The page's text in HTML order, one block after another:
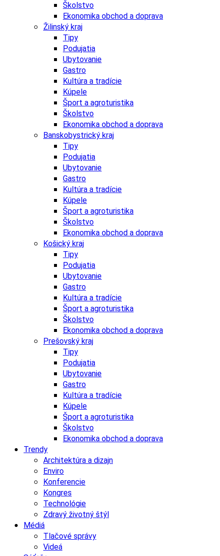
Školstvo
Ekonomika obchod a doprava
Žilinský kraj
Tipy
Podujatia
Ubytovanie
Gastro
Kultúra a tradície
Kúpele
Šport a agroturistika
Školstvo
Ekonomika obchod a doprava
Banskobystrický kraj
Tipy
Podujatia
Ubytovanie
Gastro
Kultúra a tradície
Kúpele
Šport a agroturistika
Školstvo
Ekonomika obchod a doprava
Košický kraj
Tipy
Podujatia
Ubytovanie
Gastro
Kultúra a tradície
Šport a agroturistika
Školstvo
Ekonomika obchod a doprava
Prešovský kraj
Tipy
Podujatia
Ubytovanie
Gastro
Kultúra a tradície
Kúpele
Šport a agroturistika
Školstvo
Ekonomika obchod a doprava
Trendy
Architektúra a dizajn
Enviro
Konferencie
Kongres
Technológie
Zdravý životný štýl
Médiá
Tlačové správy
Videá